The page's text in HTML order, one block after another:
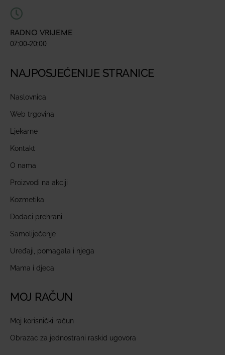
RADNO VRIJEME
07:00-20:00
NAJPOSJEĆENIJE STRANICE
Naslovnica
Web trgovina
Ljekarne
Kontakt
O nama
Proizvodi na akciji
Kozmetika
Dodaci prehrani
Samoliječenje
Uređaji, pomagala i njega
Mama i djeca
MOJ RAČUN
Moj korisnički račun
Obrazac za jednostrani raskid ugovora